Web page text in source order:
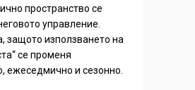
пространство се
управление.
защото използването на
се променя
ежеседмично и сезонно.